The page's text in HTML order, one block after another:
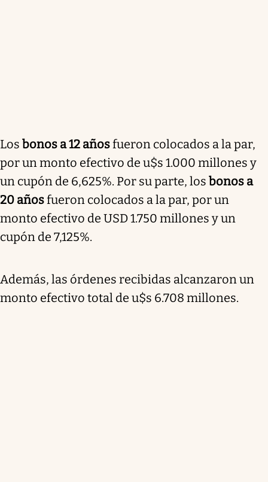
Los bonos a 12 añosfueron colocados a la par,
por un monto efectivo de u$s 1.000 millones y
un cupón de 6,625%. Por su parte, los bonos a
20 añosfueron colocados a la par, por un
monto efectivo de USD 1.750 millones y un
cupón de 7,125%.
Además, las órdenes recibidas alcanzaron un
monto efectivo total de u$s 6.708 millones.